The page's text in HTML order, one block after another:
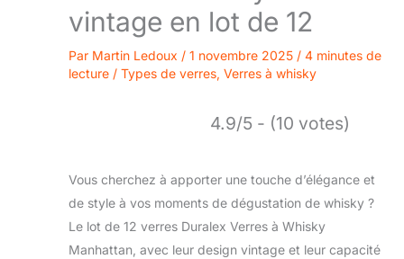
vintage en lot de 12
Par Martin Ledoux / 1 novembre 2025 / 4 minutes de
lecture / Types de verres, Verres à whisky
4.9/5 - (10 votes)
Vous cherchez à apporter une touche d’élégance et
de style à vos moments de dégustation de whisky ?
Le lot de 12 verres Duralex Verres à Whisky
Manhattan, avec leur design vintage et leur capacité